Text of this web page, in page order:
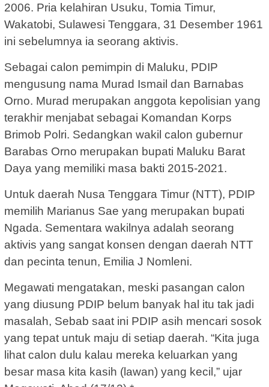
2006. Pria kelahiran Usuku, Tomia Timur,
Wakatobi, Sulawesi Tenggara, 31 Desember 1961
ini sebelumnya ia seorang aktivis.
Sebagai calon pemimpin di Maluku, PDIP
mengusung nama Murad Ismail dan Barnabas
Orno. Murad merupakan anggota kepolisian yang
terakhir menjabat sebagai Komandan Korps
Brimob Polri. Sedangkan wakil calon gubernur
Barabas Orno merupakan bupati Maluku Barat
Daya yang memiliki masa bakti 2015-2021.
Untuk daerah Nusa Tenggara Timur (NTT), PDIP
memilih Marianus Sae yang merupakan bupati
Ngada. Sementara wakilnya adalah seorang
aktivis yang sangat konsen dengan daerah NTT
dan pecinta tenun, Emilia J Nomleni.
Megawati mengatakan, meski pasangan calon
yang diusung PDIP belum banyak hal itu tak jadi
masalah, Sebab saat ini PDIP asih mencari sosok
yang tepat untuk maju di setiap daerah. “Kita juga
lihat calon dulu kalau mereka keluarkan yang
besar masa kita kasih (lawan) yang kecil,” ujar